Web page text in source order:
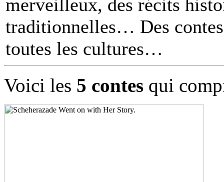
merveilleux, des récits
traditionnelles… Des
toutes les cultures
Voici les 5 contes qui